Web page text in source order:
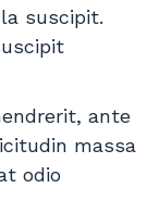
suscipit.
ante
massa
odio